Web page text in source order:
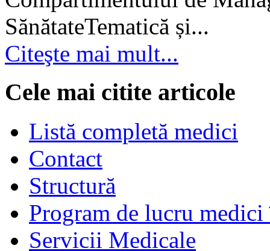
SănătateTematică și...
Citeşte mai mult...
Cele mai citite articole
Listă completă medici
Contact
Structură
Program de lucru
Servicii Medicale